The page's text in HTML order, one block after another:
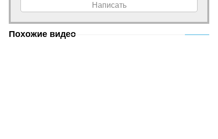
Написать
Похожие видео